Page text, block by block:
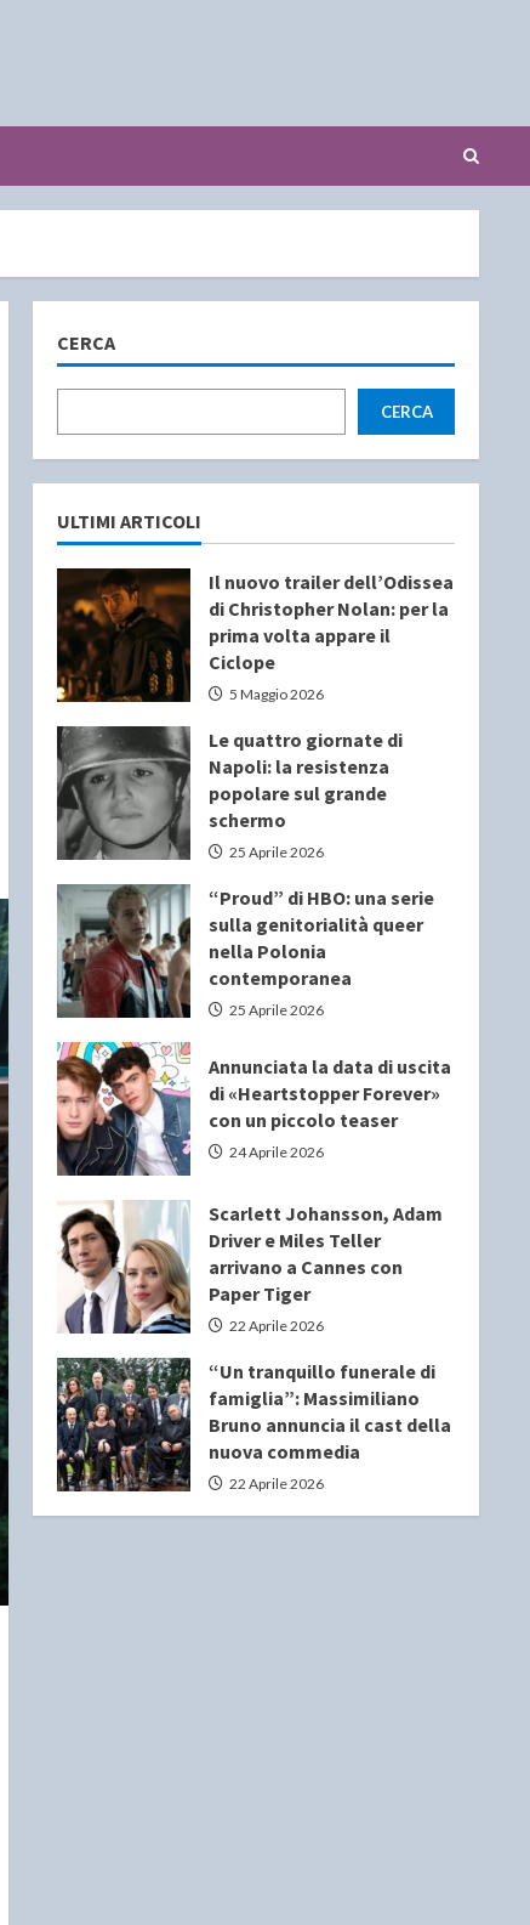
CERCA
CERCA
ULTIMI ARTICOLI
Il nuovo trailer dell’Odissea
di Christopher Nolan: per la
prima volta appare il
Ciclope
5 Maggio 2026
Le quattro giornate di
Napoli: la resistenza
popolare sul grande
schermo
25 Aprile 2026
“Proud” di HBO: una serie
sulla genitorialità queer
nella Polonia
contemporanea
25 Aprile 2026
Annunciata la data di uscita
di «Heartstopper Forever»
con un piccolo teaser
24 Aprile 2026
Scarlett Johansson, Adam
Driver e Miles Teller
arrivano a Cannes con
Paper Tiger
22 Aprile 2026
“Un tranquillo funerale di
famiglia”: Massimiliano
Bruno annuncia il cast della
nuova commedia
22 Aprile 2026